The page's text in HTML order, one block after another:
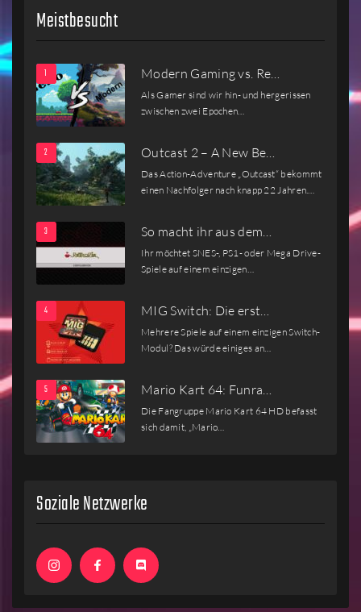
Meistbesucht
Modern Gaming vs. Re…
Als Gamer sind wir hin- und hergerissen
zwischen zwei Epochen…
Outcast 2 – A New Be…
Das Action-Adventure „Outcast“ bekommt
einen Nachfolger nach knapp 22 Jahren.…
So macht ihr aus dem…
Ihr möchtet SNES-, PS1- oder Mega Drive-
Spiele auf einem einzigen…
MIG Switch: Die erst…
Mehrere Spiele auf einem einzigen Switch-
Modul? Das würde einiges an…
Mario Kart 64: Funra…
Die Fangruppe Mario Kart 64 HD befasst
sich damit, „Mario…
Soziale Netzwerke